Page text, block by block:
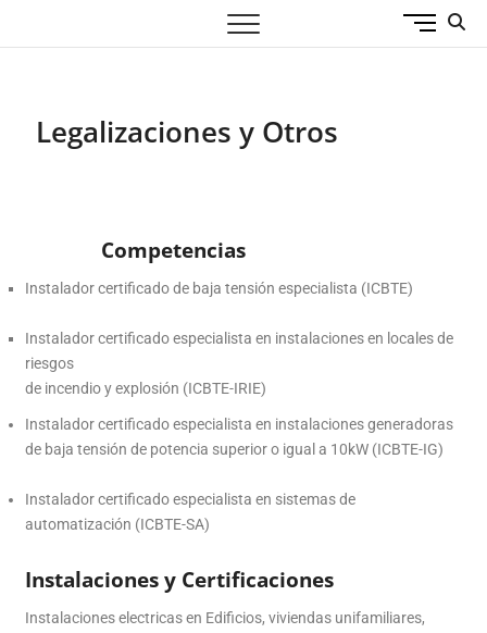
Automatización / Diseño
MECANICA Y ELECTRÓNICA INDUSTRIAL
B
o
Legalizaciones y Otros
Competencias
Instalador certificado de baja tensión especialista (ICBTE)
Instalador certificado especialista en instalaciones en locales de
riesgos
de incendio y explosión (ICBTE-IRIE)
Instalador certificado especialista en instalaciones generadoras
de baja tensión de potencia superior o igual a 10kW (ICBTE-IG)
Instalador certificado especialistaen sistemas de
automatización (ICBTE-SA)
Instalaciones y Certificaciones
Instalaciones electricas en Edificios, viviendas unifamiliares,